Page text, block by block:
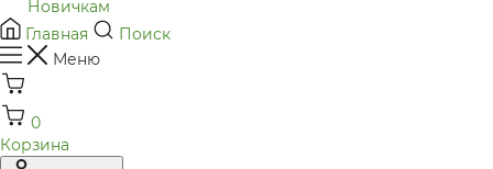
Новичкам
Главная
Поиск
Меню
0
Корзина